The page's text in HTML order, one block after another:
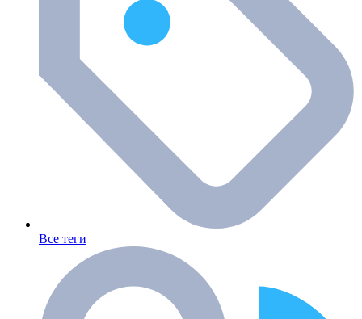
Все теги